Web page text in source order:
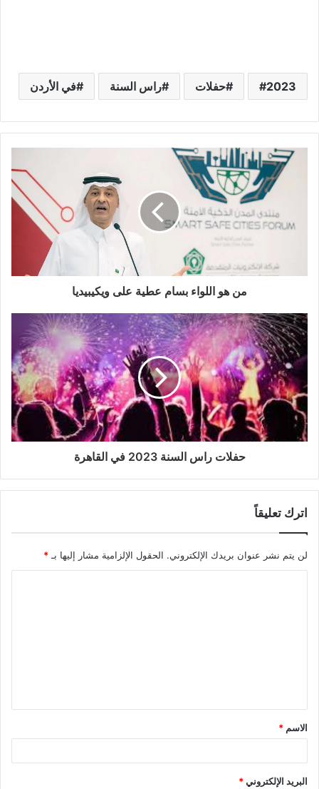
2023 حفلات راس السنة في الأردن
من هو اللواء بسام عطية على ويكيبيديا
حفلات راس السنة 2023 في القاهرة
اترك تعليقاً
لن يتم نشر عنوان بريدك الإلكتروني. الحقول الإلزامية مشار إليها بـ*
الاسم *
البريد الإلكتروني*